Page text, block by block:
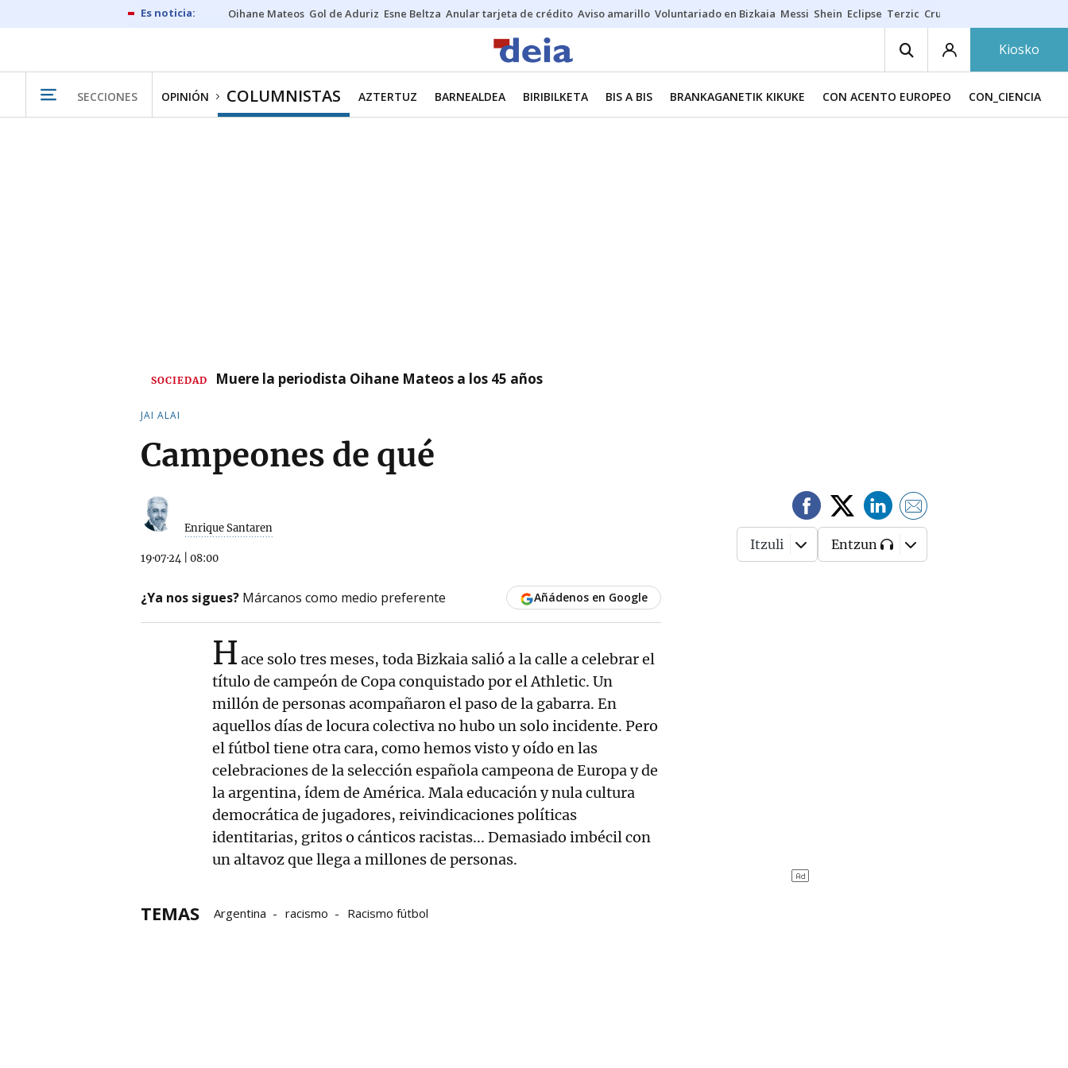
Oihane Mateos Gol de Aduriz Esne Beltza Anular tarjeta de crédito Aviso amarillo Voluntariado en Bizkaia Messi Shein Eclipse Terzic Cruz Gorbeia
Kiosko
SECCIONES OPINIÓN COLUMNISTAS AZTERTUZ BARNEALDEA BIRIBILKETA BIS A BIS BRANKAGANETIK KIKUKE CON ACENTO EUROPEO CON_CIENCIA
SOCIEDAD Muere la periodista Oihane Mateos a los 45 años
JAI ALAI
Campeones de qué
Enrique Santaren
19·07·24 08:00
Itzuli Entzun
¿Ya nos sigues? Márcanos como medio preferente Añádenos en Google
H ace solo tres meses, toda Bizkaia salió a la calle a celebrar el
título de campeón de Copa conquistado por el Athletic. Un
millón de personas acompañaron el paso de la gabarra. En
aquellos días de locura colectiva no hubo un solo incidente. Pero
el fútbol tiene otra cara, como hemos visto y oído en las
celebraciones de la selección española campeona de Europa y de
la argentina, ídem de América. Mala educación y nula cultura
democrática de jugadores, reivindicaciones políticas
identitarias, gritos o cánticos racistas... Demasiado imbécil con
un altavoz que llega a millones de personas.
TEMAS Argentina racismo Racismo fútbol